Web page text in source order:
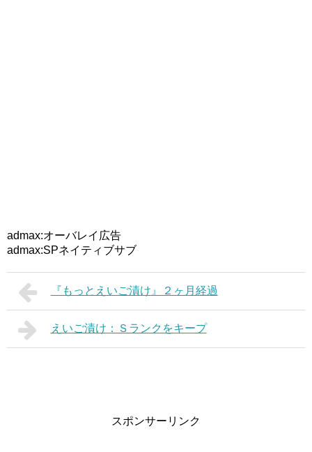
admax:オーバレイ広告
admax:SPネイティブサブ
『もっとえいご漬け』２ヶ月経過
えいご漬け：Ｓランクをキープ
スポンサーリンク